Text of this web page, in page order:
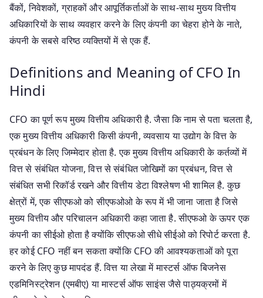
बैंकों, निवेशकों, ग्राहकों और आपूर्तिकर्ताओं के साथ-साथ मुख्य वित्तीय
अधिकारियों के साथ व्यवहार करने के लिए कंपनी का चेहरा होने के नाते,
कंपनी के सबसे वरिष्ठ व्यक्तियों में से एक हैं.
Definitions and Meaning of CFO In
Hindi
CFO का पूर्ण रूप मुख्य वित्तीय अधिकारी है. जैसा कि नाम से पता चलता है,
एक मुख्य वित्तीय अधिकारी किसी कंपनी, व्यवसाय या उद्योग के वित्त के
प्रबंधन के लिए जिम्मेदार होता है. एक मुख्य वित्तीय अधिकारी के कर्तव्यों में
वित्त से संबंधित योजना, वित्त से संबंधित जोखिमों का प्रबंधन, वित्त से
संबंधित सभी रिकॉर्ड रखने और वित्तीय डेटा विश्लेषण भी शामिल है. कुछ
क्षेत्रों में, एक सीएफओ को सीएफओओ के रूप में भी जाना जाता है जिसे
मुख्य वित्तीय और परिचालन अधिकारी कहा जाता है. सीएफओ के ऊपर एक
कंपनी का सीईओ होता है क्योंकि सीएफओ सीधे सीईओ को रिपोर्ट करता है.
हर कोई CFO नहीं बन सकता क्योंकि CFO की आवश्यकताओं को पूरा
करने के लिए कुछ मापदंड हैं. वित्त या लेखा में मास्टर्स ऑफ बिजनेस
एडमिनिस्ट्रेशन (एमबीए) या मास्टर्स ऑफ साइंस जैसे पाठ्यक्रमों में